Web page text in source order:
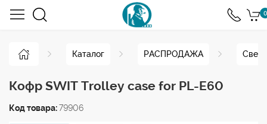
0
Каталог РАСПРОДАЖА
Кофр SWIT Trolley case for PL-E60
Код товара:79906